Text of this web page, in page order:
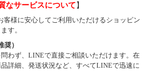
なサービスについて 】
客様に安心してご利用いただけるショッピン
す。
）
わず、LINEで直接ご相談いただけます。在
詳細、発送状況など、すべてLINEで迅速に